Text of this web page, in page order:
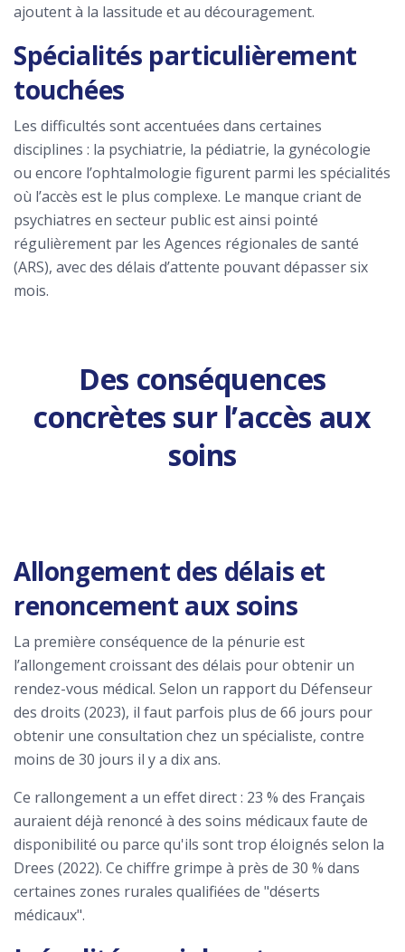
ajoutent à la lassitude et au découragement.
Spécialités particulièrement
touchées
Les difficultés sont accentuées dans certaines
disciplines : la psychiatrie, la pédiatrie, la gynécologie
ou encore l’ophtalmologie figurent parmi les spécialités
où l’accès est le plus complexe. Le manque criant de
psychiatres en secteur public est ainsi pointé
régulièrement par les Agences régionales de santé
(ARS), avec des délais d’attente pouvant dépasser six
mois.
Des conséquences
concrètes sur l’accès aux
soins
Allongement des délais et
renoncement aux soins
La première conséquence de la pénurie est
l’allongement croissant des délais pour obtenir un
rendez-vous médical. Selon un rapport du Défenseur
des droits (2023), il faut parfois plus de 66 jours pour
obtenir une consultation chez un spécialiste, contre
moins de 30 jours il y a dix ans.
Ce rallongement a un effet direct : 23 % des Français
auraient déjà renoncé à des soins médicaux faute de
disponibilité ou parce qu'ils sont trop éloignés selon la
Drees (2022). Ce chiffre grimpe à près de 30 % dans
certaines zones rurales qualifiées de "déserts
médicaux".